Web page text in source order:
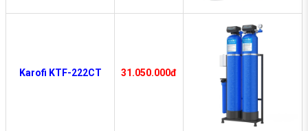
Karofi KTF-222CT 31.050.000đ